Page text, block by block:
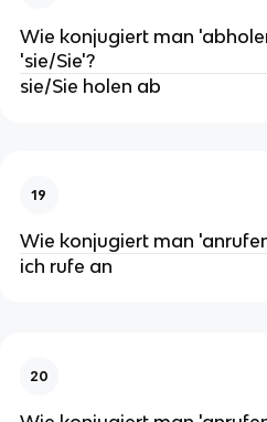
Wie konjugiert man
'sie/Sie'?
sie/Sie holen ab
19
Wie konjugiert man
ich rufe an
20